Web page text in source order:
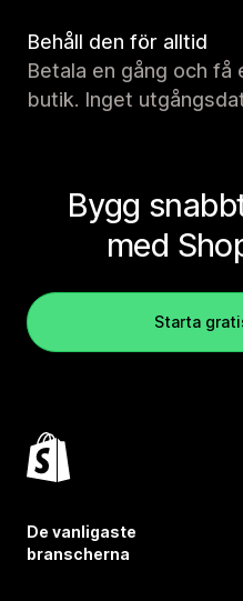
Behåll den för alltid
Betala en gång och
butik. Inget
Bygg
med
Starta
De vanligaste
branscherna